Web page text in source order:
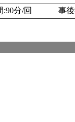
:90分/回 事後